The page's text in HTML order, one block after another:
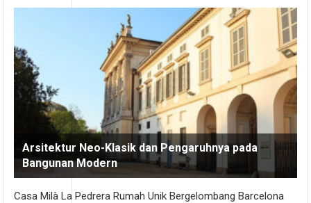
Arsitektur Neo-Klasik dan Pengaruhnya pada
Bangunan Modern
Casa Milà La Pedrera Rumah Unik Bergelombang Barcelona